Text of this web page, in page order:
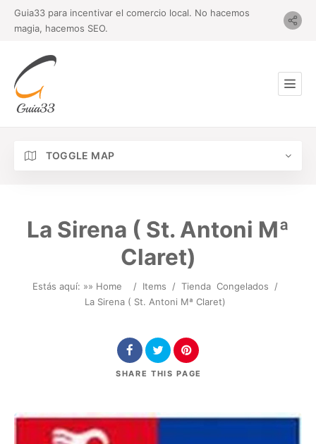
Guia33 para incentivar el comercio local. No hacemos
magia, hacemos SEO.
TOGGLE MAP
La Sirena ( St. Antoni Mª
Claret)
Estás aquí: »» Home / Items / Tienda Congelados
/
La Sirena ( St. Antoni Mª Claret)
SHARE THIS PAGE